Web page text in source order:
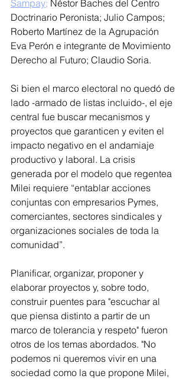
Sampay; Néstor Baches del Centro
Doctrinario Peronista; Julio Campos;
Roberto Martínez de la Agrupación
Eva Perón e integrante de Movimiento
Derecho al Futuro; Claudio Soria.
Si bien el marco electoral no quedó de
lado -armado de listas incluido-, el eje
central fue buscar mecanismos y
proyectos que garanticen y eviten el
impacto negativo en el andamiaje
productivo y laboral. La crisis
generada por el modelo que regentea
Milei requiere “entablar acciones
conjuntas con empresarios Pymes,
comerciantes, sectores sindicales y
organizaciones sociales de toda la
comunidad”.
Planificar, organizar, proponer y
elaborar proyectos y, sobre todo,
construir puentes para "escuchar al
que piensa distinto a partir de un
marco de tolerancia y respeto" fueron
otros de los temas abordados. "No
podemos ni queremos vivir en una
sociedad como la que propone Milei,